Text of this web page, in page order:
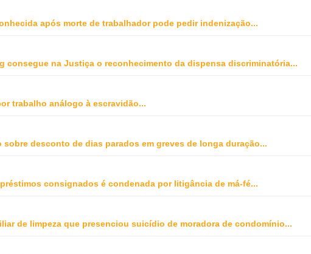
após morte de trabalhador pode pedir indenização...
consegue na Justiça o reconhecimento da dispensa discriminatória...
trabalho análogo à escravidão...
sobre desconto de dias parados em greves de longa duração...
consignados é condenada por litigância de má-fé...
de limpeza que presenciou suicídio de moradora de condomínio...